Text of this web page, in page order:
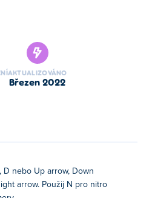
AKTUALIZOVÁNO
březen 2022
D nebo Up arrow, Down
arrow. Použij N pro nitro